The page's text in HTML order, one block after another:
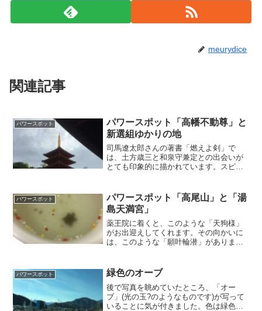
meurydice
関連記事
パワースポット
パワースポット「高幡不動尊」と
新選組ゆかりの地
司馬遼太郎さんの著書「燃えよ剣」で
は、土方歳三と和泉守兼定との出会いが
とても印象的に描かれています。スピリ
思えません。まさに、歳三は兼定に「選
ばれた」ということになると思います。
パワースポット
パワースポット「高尾山」と「湯
島天満宮」
薬王院に着くと、このような「天狗様」
がお出迎えしてくれます。その向かいに
は、このような「願叶輪潜」がありまし
将門の首塚など様々な場所を訪問。その
中のひとつが「湯島天満宮」でした。こ
こも光に満ちた場所・・気持ちがすーっ
とクリアになるように感じます。
パワースポット 緑色のオーブ
後で写真を眺めていたところ、「オー
ブ」(光の玉?のようなものです)が写って
いることに気が付きました。色は緑色で